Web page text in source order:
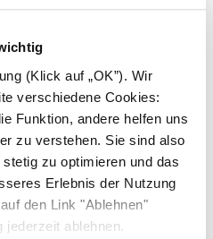
(Klick auf „OK”). Wir
verschiedene Cookies:
Funktion, andere helfen uns
zu verstehen. Sie sind also
zu optimieren und das
Erlebnis der Nutzung
den Link "Ablehnen"
jederzeit ablehnen.